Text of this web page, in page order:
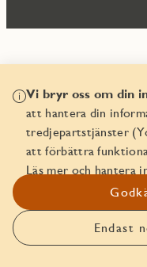
Vi bryr oss om din
att hantera din
tredjepartstjänster
att förbättra
Läs mer och hantera
Endast